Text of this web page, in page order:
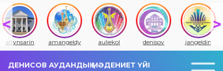
altynsarin amangeldy auliekol denisov jangeldin
ДЕНИСОВ АУДАНДЫҚ МӘДЕНИЕТ ҮЙІ